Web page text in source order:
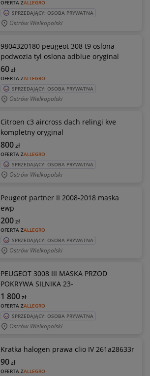
OFERTA ZALLEGRO
SPRZEDAJĄCY: OSOBA PRYWATNA
Ostrów Wielkopolski
9804320180 peugeot 308 t9 oslona
podwozia tyl oslona adblue oryginal
OFERTA ZALLEGRO
60zł
SPRZEDAJĄCY: OSOBA PRYWATNA
Ostrów Wielkopolski
Citroen c3 aircross dach relingi kve
kompletny oryginal
OFERTA ZALLEGRO
800zł
SPRZEDAJĄCY: OSOBA PRYWATNA
Ostrów Wielkopolski
Peugeot partner II 2008-2018 maska
ewp
OFERTA ZALLEGRO
200zł
SPRZEDAJĄCY: OSOBA PRYWATNA
Ostrów Wielkopolski
PEUGEOT 3008 III MASKA PRZOD
POKRYWA SILNIKA 23-
OFERTA ZALLEGRO
1 800zł
SPRZEDAJĄCY: OSOBA PRYWATNA
Ostrów Wielkopolski
Kratka halogen prawa clio IV 261a28633r
OFERTA ZALLEGRO
90zł